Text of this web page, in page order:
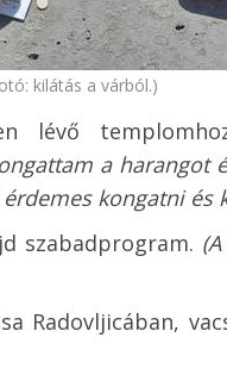
kilátás a várból.)
lévő
a harangot
kongatni és
szabadprogram.
Radovljicában,